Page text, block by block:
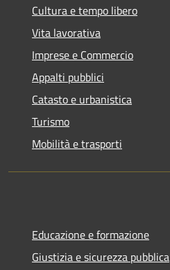
Cultura e tempo libero
Vita lavorativa
Imprese e Commercio
Appalti pubblici
Catasto e urbanistica
Turismo
Mobilità e trasporti
Educazione e formazione
Giustizia e sicurezza pubblica